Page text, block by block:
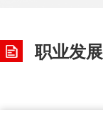
职业发展